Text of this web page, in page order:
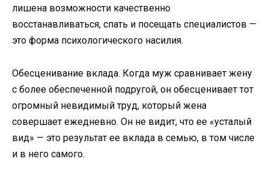
лишена возможности качественно
восстанавливаться, спать и посещать специалистов —
это форма психологического насилия.
Обесценивание вклада. Когда муж сравнивает жену
с более обеспеченной подругой, он обесценивает тот
огромный невидимый труд, который жена
совершает ежедневно. Он не видит, что ее «усталый
вид» — это результат ее вклада в семью, в том числе
и в него самого.